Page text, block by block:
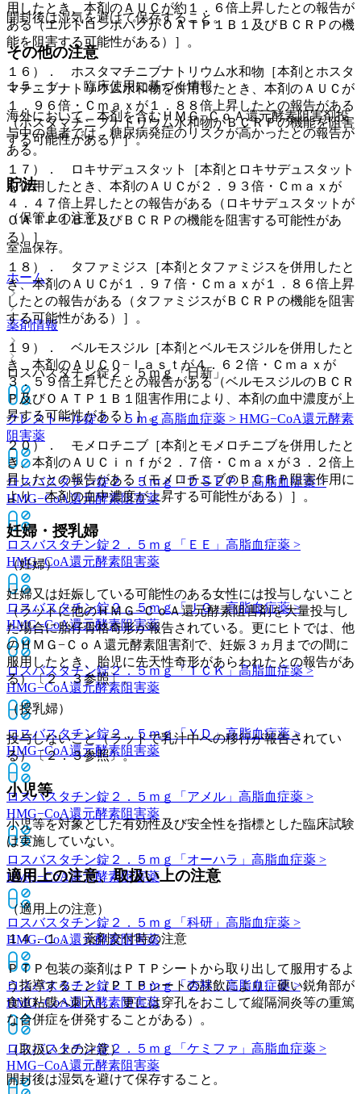
開封後は湿気を避けて保存すること。
その他の注意
１５．１． 臨床使用に基づく情報
海外において、本剤を含むＨＭＧ−ＣｏＡ還元酵素阻害剤投
与中の患者では、糖尿病発症のリスクが高かったとの報告が
ある。
貯法
（保管上の注意）
室温保存。
ホーム
薬剤情報
ロスバスタチン錠２．５ｍｇ「日新」
クレストール錠２．５ｍｇ 高脂血症薬 > HMG−CoA還元酵素
阻害薬
ロスバスタチン錠２．５ｍｇ「ＤＳＥＰ」 高脂血症薬 >
HMG−CoA還元酵素阻害薬
ロスバスタチン錠２．５ｍｇ「ＥＥ」 高脂血症薬 >
HMG−CoA還元酵素阻害薬
ロスバスタチン錠２．５ｍｇ「ＪＧ」高脂血症薬 >
HMG−CoA還元酵素阻害薬
ロスバスタチン錠２．５ｍｇ「ＴＣＫ」高脂血症薬 >
HMG−CoA還元酵素阻害薬
ロスバスタチン錠２．５ｍｇ「ＹＤ」高脂血症薬 >
HMG−CoA還元酵素阻害薬
ロスバスタチン錠２．５ｍｇ「アメル」 高脂血症薬 >
HMG−CoA還元酵素阻害薬
ロスバスタチン錠２．５ｍｇ「オーハラ」 高脂血症薬 >
HMG−CoA還元酵素阻害薬
ロスバスタチン錠２．５ｍｇ「科研」 高脂血症薬 >
HMG−CoA還元酵素阻害薬
ロスバスタチン錠２．５ｍｇ「杏林」高脂血症薬 >
HMG−CoA還元酵素阻害薬
ロスバスタチン錠２．５ｍｇ「ケミファ」 高脂血症薬 >
HMG−CoA還元酵素阻害薬
用したとき、本剤のＡＵＣが約１．６倍上昇したとの報告が
ある（エルトロンボパグがＯＡＴＰ１Ｂ１及びＢＣＲＰの機
能を阻害する可能性がある）］。
１６）． ホスタマチニブナトリウム水和物［本剤とホスタ
マチニブナトリウム水和物を併用したとき、本剤のＡＵＣが
１．９６倍・Ｃｍａｘが１．８８倍上昇したとの報告がある
（ホスタマチニブナトリウム水和物がＢＣＲＰの機能を阻害
する可能性がある）］。
１７）． ロキサデュスタット［本剤とロキサデュスタット
を併用したとき、本剤のＡＵＣが２．９３倍・Ｃｍａｘが
４．４７倍上昇したとの報告がある（ロキサデュスタットが
ＯＡＴＰ１Ｂ１及びＢＣＲＰの機能を阻害する可能性があ
る）］。
１８）． タファミジス［本剤とタファミジスを併用したと
き、本剤のＡＵＣが１．９７倍・Ｃｍａｘが１．８６倍上昇
したとの報告がある（タファミジスがＢＣＲＰの機能を阻害
する可能性がある）］。
１９）． ベルモスジル［本剤とベルモスジルを併用したと
き、本剤のＡＵＣ０−ｌａｓｔが４．６２倍・Ｃｍａｘが
３．５９倍上昇したとの報告がある（ベルモスジルのＢＣＲ
Ｐ及びＯＡＴＰ１Ｂ１阻害作用により、本剤の血中濃度が上
昇する可能性がある）］。
２０）． モメロチニブ［本剤とモメロチニブを併用したと
き、本剤のＡＵＣｉｎｆが２．７倍・Ｃｍａｘが３．２倍上
昇したとの報告がある（モメロチニブのＢＣＲＰ阻害作用に
より、本剤の血中濃度が上昇する可能性がある）］。
妊婦・授乳婦
（妊婦）
妊婦又は妊娠している可能性のある女性には投与しないこと
（ラットに他のＨＭＧ−ＣｏＡ還元酵素阻害剤を大量投与し
た場合に胎仔骨格奇形が報告されている。更にヒトでは、他
のＨＭＧ−ＣｏＡ還元酵素阻害剤で、妊娠３ヵ月までの間に
服用したとき、胎児に先天性奇形があらわれたとの報告があ
る）〔２．３参照〕。
（授乳婦）
投与しないこと（ラットで乳汁中への移行が報告されてい
る）〔２．３参照〕。
小児等
小児等を対象とした有効性及び安全性を指標とした臨床試験
は実施していない。
適用上の注意、取扱い上の注意
（適用上の注意）
１４．１． 薬剤交付時の注意
ＰＴＰ包装の薬剤はＰＴＰシートから取り出して服用するよ
う指導すること（ＰＴＰシートの誤飲により、硬い鋭角部が
食道粘膜へ刺入し、更には穿孔をおこして縦隔洞炎等の重篤
な合併症を併発することがある）。
（取扱い上の注意）
開封後は湿気を避けて保存すること。